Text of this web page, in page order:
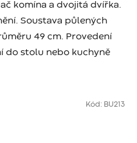
komína a dvojitá dvířka.
Soustava půlených
49 cm. Provedení
do stolu nebo kuchyně
Kód: BU213